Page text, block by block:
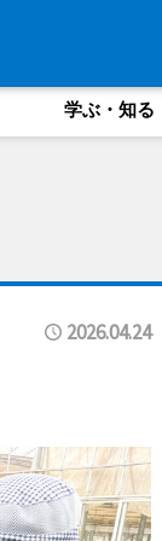
学ぶ・知る
2026.04.24